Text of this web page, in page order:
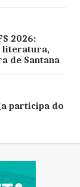
2026:
literatura,
de Santana
participa do